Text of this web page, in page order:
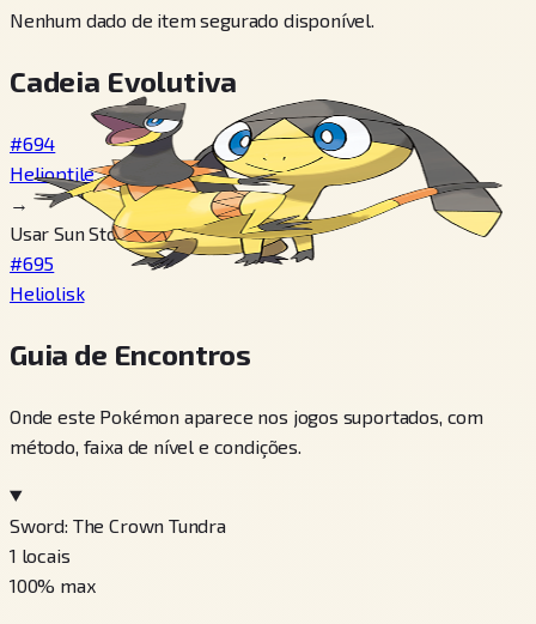
Nenhum dado de item segurado disponível.
Cadeia Evolutiva
#694
Helioptile
→
Usar Sun Stone
#695
Heliolisk
Guia de Encontros
Onde este Pokémon aparece nos jogos suportados, com
método, faixa de nível e condições.
Sword: The Crown Tundra
1 locais
100% max